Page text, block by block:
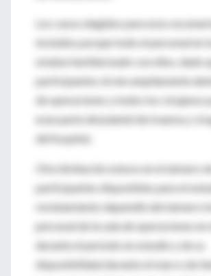
Los casos elegidos para esos
incluidos porque todo el personal en
estaba familiarizado con ellos, dado
participantes sirven ampliamente
de operaciones y todos los cirujanos
eran parte del plantel de trauma y
del hospital.
Otra limitación estuvo en el número
participantes disponibles para el
reclutamiento dependió del número
personal de la sala de operaciones en
durante el período en estudio y de su
disponibilidad durante el marco de